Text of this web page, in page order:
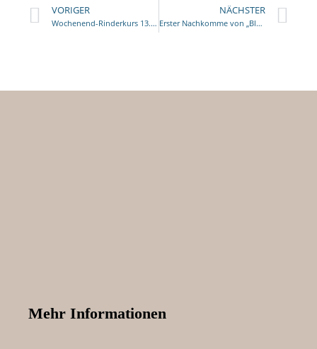
VORIGER
Wochenend-Rinderkurs 13./14. Oktober 2018
NÄCHSTER
Erster Nachkomme von „Blaze of Remedy’s Sheila“
Mehr Informationen